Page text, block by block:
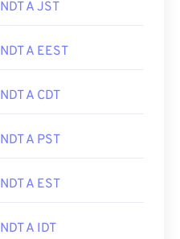
NDT A JST
NDT A EEST
NDT A CDT
NDT A PST
NDT A EST
NDT A IDT